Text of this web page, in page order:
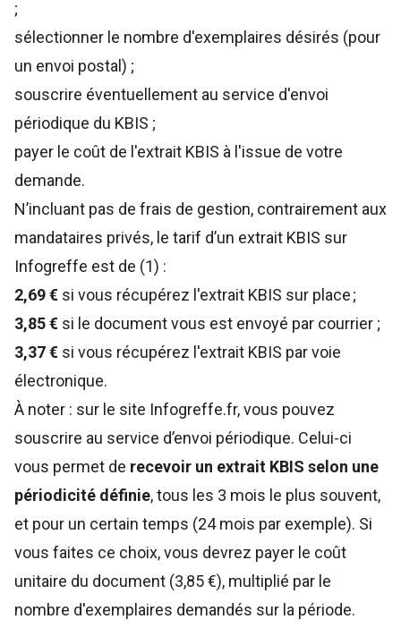
;
sélectionner le nombre d'exemplaires désirés (pour
un envoi postal) ;
souscrire éventuellement au service d'envoi
périodique du KBIS ;
payer le coût de l'extrait KBIS à l'issue de votre
demande.
N’incluant pas de frais de gestion, contrairement aux
mandataires privés, le tarif d’un extrait KBIS sur
Infogreffe est de (1) :
2,69 € si vous récupérez l'extrait KBIS sur place ;
3,85 € si le document vous est envoyé par courrier ;
3,37 € si vous récupérez l'extrait KBIS par voie
électronique.
À noter : sur le site Infogreffe.fr, vous pouvez
souscrire au service d’envoi périodique. Celui-ci
vous permet de recevoir un extrait KBIS selon une
périodicité définie, tous les 3 mois le plus souvent,
et pour un certain temps (24 mois par exemple). Si
vous faites ce choix, vous devrez payer le coût
unitaire du document (3,85 €), multiplié par le
nombre d'exemplaires demandés sur la période.